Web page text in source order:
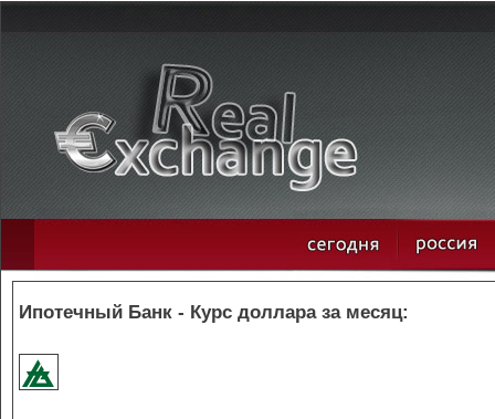
Ипотечный Банк - Курс доллара за месяц: